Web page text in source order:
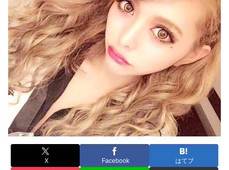
X Facebook はてブ